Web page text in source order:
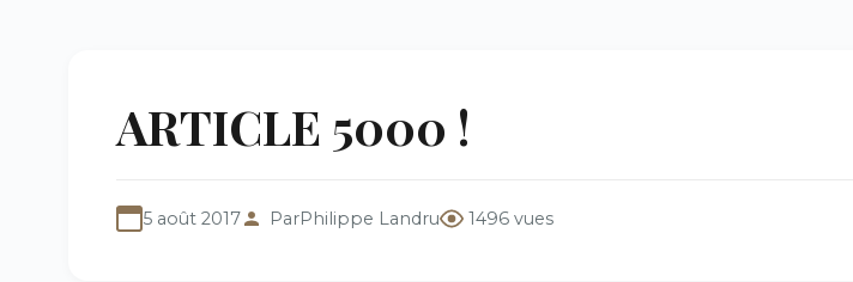
ARTICLE 5000 !
5 août 2017 ParPhilippe Landru 1496 vues